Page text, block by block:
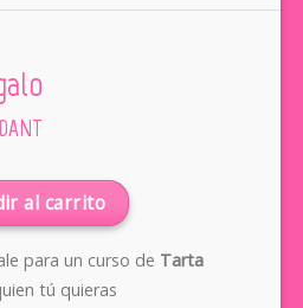
al carrito
para un curso de Tarta
tú quieras